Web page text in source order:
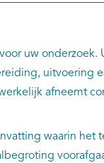
uw onderzoek.
uitvoering
afneemt
waarin het